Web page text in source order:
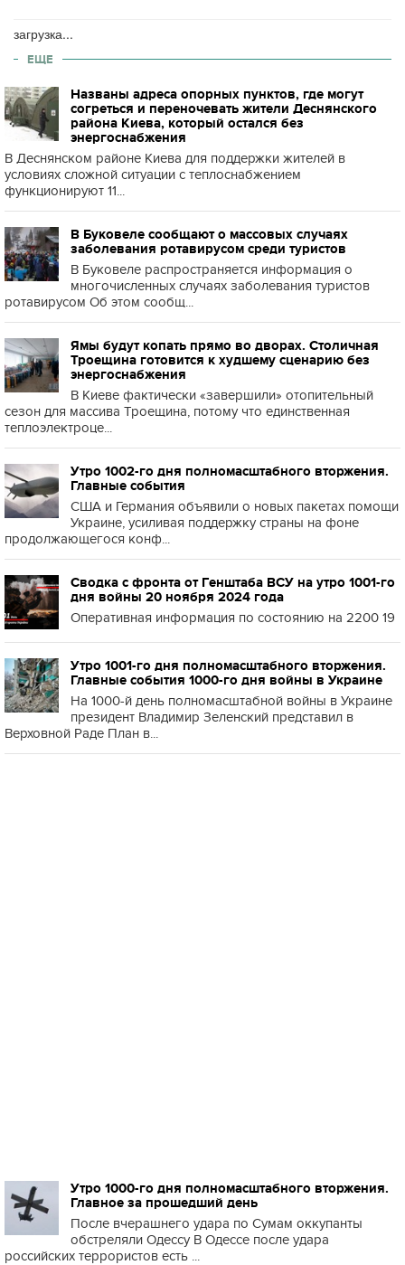
загрузка...
ЕЩЕ
Названы адреса опорных пунктов, где могут
согреться и переночевать жители Деснянского
района Киева, который остался без
энергоснабжения
В Деснянском районе Киева для поддержки жителей в
условиях сложной ситуации с теплоснабжением
функционируют 11...
В Буковеле сообщают о массовых случаях
заболевания ротавирусом среди туристов
В Буковеле распространяется информация о
многочисленных случаях заболевания туристов
ротавирусом Об этом сообщ...
Ямы будут копать прямо во дворах. Столичная
Троещина готовится к худшему сценарию без
энергоснабжения
В Киеве фактически «завершили» отопительный
сезон для массива Троещина, потому что единственная
теплоэлектроце...
Утро 1002-го дня полномасштабного вторжения.
Главные события
США и Германия объявили о новых пакетах помощи
Украине, усиливая поддержку страны на фоне
продолжающегося конф...
Сводка с фронта от Генштаба ВСУ на утро 1001-го
дня войны 20 ноября 2024 года
Оперативная информация по состоянию на 2200 19
Утро 1001-го дня полномасштабного вторжения.
Главные события 1000-го дня войны в Украине
На 1000-й день полномасштабной войны в Украине
президент Владимир Зеленский представил в
Верховной Раде План в...
Утро 1000-го дня полномасштабного вторжения.
Главное за прошедший день
После вчерашнего удара по Сумам оккупанты
обстреляли Одессу В Одессе после удара
российских террористов есть ...